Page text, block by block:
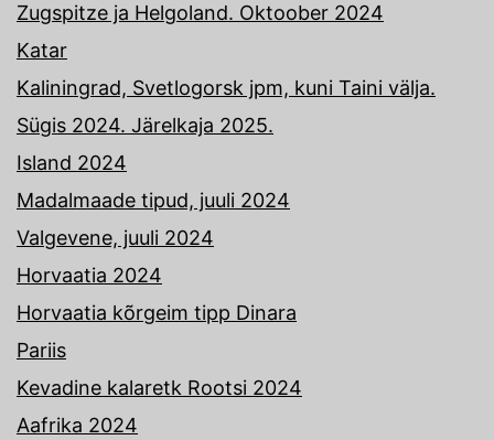
Zugspitze ja Helgoland. Oktoober 2024
Katar
Kaliningrad, Svetlogorsk jpm, kuni Taini välja.
Sügis 2024. Järelkaja 2025.
Island 2024
Madalmaade tipud, juuli 2024
Valgevene, juuli 2024
Horvaatia 2024
Horvaatia kõrgeim tipp Dinara
Pariis
Kevadine kalaretk Rootsi 2024
Aafrika 2024